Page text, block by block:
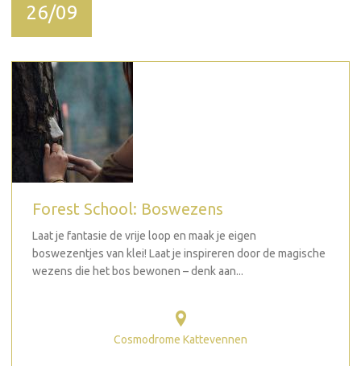
26/09
Forest School: Boswezens
Laat je fantasie de vrije loop en maak je eigen
boswezentjes van klei! Laat je inspireren door de magische
wezens die het bos bewonen – denk aan...
Cosmodrome Kattevennen